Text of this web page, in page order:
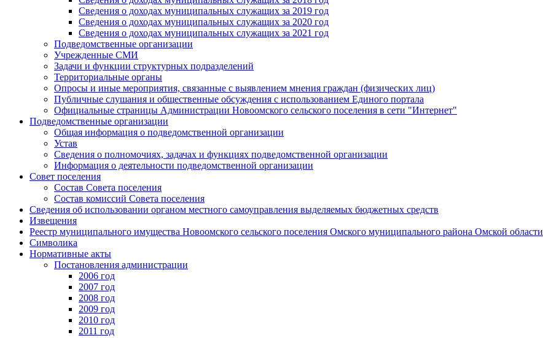
Сведения о доходах муниципальных служащих за 2019 год
Сведения о доходах муниципальных служащих за 2020 год
Сведения о доходах муниципальных служащих за 2021 год
Подведомственные организации
Учрежденные СМИ
Задачи и функции структурных подразделений
Территориальные органы
Опросы и иные мероприятия, связанные с выявлением мнения граждан (физических лиц)
Публичные слушания и общественные обсуждения с использованием Единого портала
Официальные страницы Администрации Новоомского сельского поселения в сети "Интернет"
Подведомственные организации
Общая информация о подведомственной организации
Устав
Сведения о полномочиях, задачах и функциях подведомственной организации
Информация о деятельности подведомственной организации
Совет поселения
Состав Совета поселения
Состав комиссий Совета поселения
Сведения об использовании органом местного самоуправления выделяемых бюджетных средств
Извещения
Реестр муниципального имущества Новоомского сельского поселения Омского муниципального района Омской области
Символика
Нормативные акты
Постановления администрации
2006 год
2007 год
2008 год
2009 год
2010 год
2011 год